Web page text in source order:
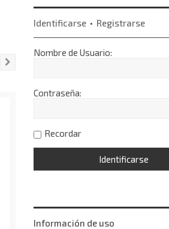
Identificarse • Registrarse
Nombre de Usuario:
Contraseña:
Recordar
Información de uso